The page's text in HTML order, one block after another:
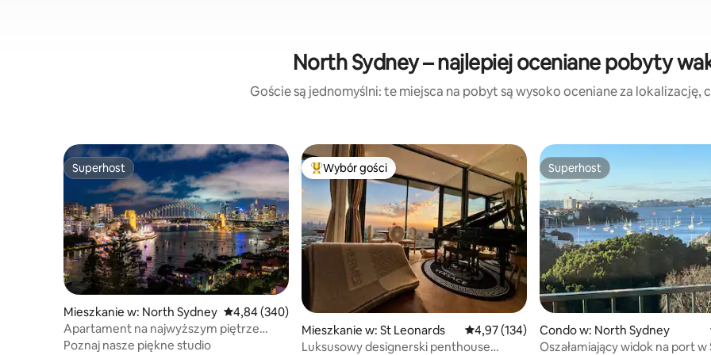
North Sydney – najlepiej oceniane pobyty
Goście są jednomyślni: te miejsca na pobyt są wysoko oceniane za lokalizację,
Superhost
Superhost
Mieszkanie w: North Sydney Średnia ocena: 4,84 na 5, liczba recenzji: 340
4,84 (340)
Apartament na najwyższym piętrze
z widokiem na port w Sydney
Poznaj nasze piękne studio
Najpopularniejsze z kategorii Wybór gości
Wybór gości
Mieszkanie w: St Leonards Średnia ocena: 4,97 na 5, liczba recenzji: 134
4,97 (134)
Luksusowy designerski penthouse
Superhost
Superhost
Condo w: North Sydney
Oszałamiający widok na port w